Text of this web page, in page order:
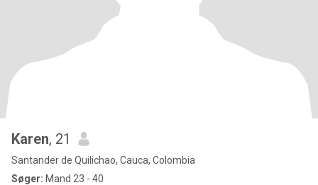
Karen, 21
Santander de Quilichao, Cauca, Colombia
Søger: Mand 23 - 40